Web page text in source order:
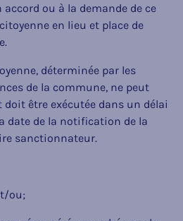
ou à la demande de ce
en lieu et place de
déterminée par les
de la commune, ne peut
doit être exécutée dans un délai
date de la notification de la
sanctionnateur.
ou;